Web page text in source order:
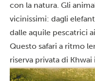
con la natura. Gli
vicinissimi: dagli
dalle aquile pescatrici
Questo safari a ritmo
riserva privata di